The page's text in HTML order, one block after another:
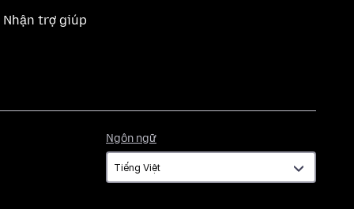
Nhận trợ giúp
Ngôn ngữ
ngữ